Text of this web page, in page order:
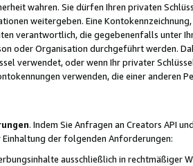
wahren. Sie dürfen Ihren privaten
weitergeben. Eine
verantwortlich, die gegebenenfalls unter
oder Organisation durchgeführt werden.
verwendet, oder wenn Ihr privater
verwenden, die einer anderen
. Indem Sie Anfragen an Creators API
Einhaltung der folgenden Anforderungen:
ausschließlich in rechtmäßiger